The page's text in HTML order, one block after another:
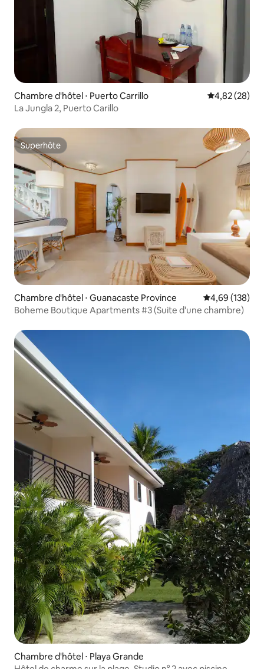
Chambre d'hôtel ⋅ Puerto Carrillo Évaluation
4,82 (28)
La Jungla 2, Puerto Carillo
Superhôte
Superhôte
Chambre d'hôtel ⋅ Guanacaste Province Évaluation
4,69 (138)
Boheme Boutique Apartments #3 (Suite d'une chambre)
Chambre d'hôtel ⋅ Playa Grande